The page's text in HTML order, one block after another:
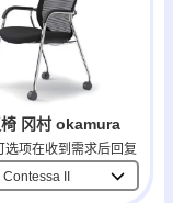
冈村 okamura
选项在收到需求后回复
Contessa II